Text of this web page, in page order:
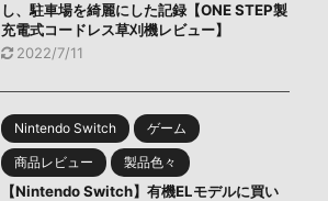
し、駐車場を綺麗にした記録【ONE STEP製
充電式コードレス草刈機レビュー】
2022/7/11
Nintendo Switch ゲーム
商品レビュー 製品色々
【Nintendo Switch】有機ELモデルに買い